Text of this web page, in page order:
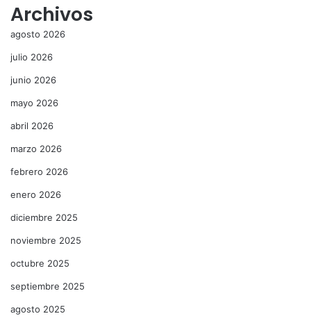
Archivos
agosto 2026
julio 2026
junio 2026
mayo 2026
abril 2026
marzo 2026
febrero 2026
enero 2026
diciembre 2025
noviembre 2025
octubre 2025
septiembre 2025
agosto 2025